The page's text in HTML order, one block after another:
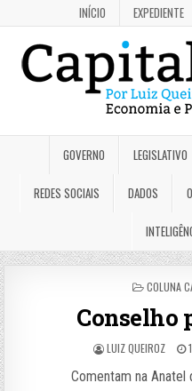
INÍCIO EXPEDIENTE
GOVERNO LEGISLATIVO
REDES SOCIAIS DADOS
POSTED
COLUNA
Conselho
LUIZ QUEIROZ
Comentam na Anatel